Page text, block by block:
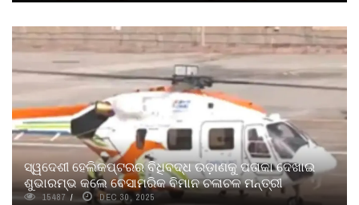
ସ୍ୱଦେଶୀ ହେଲିକପ୍ଟରର ବିଧିବଦ୍ଧ ଉଡ଼ାଣକୁ ପତାକା ଦେଖାଇ
ଶୁଭାରମ୍ଭ କଲେ ବେସାମରିକ ବିମାନ ଚଳାଚଳ ମନ୍ତ୍ରୀ
15487 DEC 30, 2025